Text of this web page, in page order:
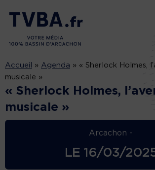
Accueil » Agenda » « Sherlock Holmes,
musicale »
« Sherlock Holmes,
musicale »
Arcachon -
LE 16/03/